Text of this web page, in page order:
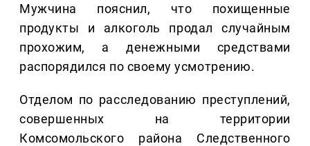
Мужчина пояснил, что похищенные
продукты и алкоголь продал случайным
прохожим, а денежными средствами
распорядился по своему усмотрению.
Отделом по расследованию преступлений,
совершенных на территории
Комсомольского района Следственного